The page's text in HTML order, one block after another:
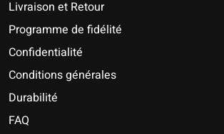
Livraison et Retour
Programme de fidélité
Confidentialité
Conditions générales
Durabilité
FAQ